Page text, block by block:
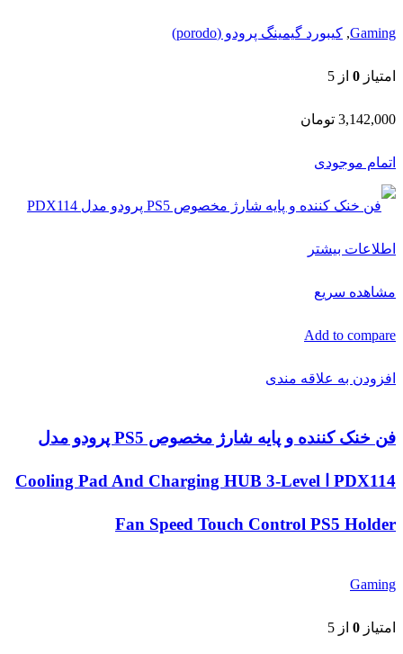
Gaming
, کیبورد گیمینگ پرودو (porodo)
امتیاز 0 از 5
3,142,000 تومان
اتمام موجودی
اطلاعات بیشتر
مشاهده سریع
Add to compare
افزودن به علاقه مندی
فن خنک کننده و پایه شارژ مخصوص PS5 پرودو مدل
PDX114 ا Cooling Pad And Charging HUB 3-Level
Fan Speed Touch Control PS5 Holder
Gaming
امتیاز 0 از 5